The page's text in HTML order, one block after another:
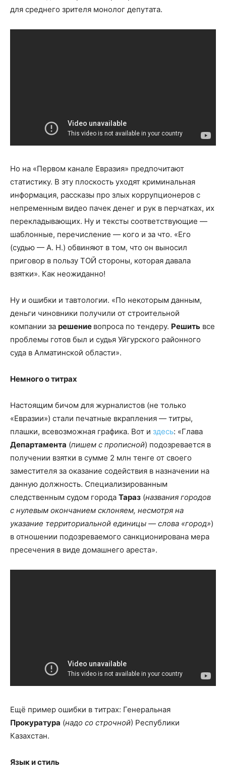
для среднего зрителя монолог депутата.
Но на «Первом канале Евразия» предпочитают
статистику. В эту плоскость уходят криминальная
информация, рассказы про злых коррупционеров с
непременным видео пачек денег и рук в перчатках, их
перекладывающих. Ну и тексты соответствующие —
шаблонные, перечисление — кого и за что. «Его
(судью — А. Н.) обвиняют в том, что он выносил
приговор в пользу ТОЙ стороны, которая давала
взятки». Как неожиданно!
Ну и ошибки и тавтологии. «По некоторым данным,
деньги чиновники получили от строительной
компании за решение вопроса по тендеру. Решить все
проблемы готов был и судья Уйгурского районного
суда в Алматинской области».
Немного о титрах
Настоящим бичом для журналистов (не только
«Евразии») стали печатные вкрапления — титры,
плашки, всевозможная графика. Вот и здесь: «Глава
Департамента (пишем с прописной) подозревается в
получении взятки в сумме 2 млн тенге от своего
заместителя за оказание содействия в назначении на
данную должность. Специализированным
следственным судом города Тараз (названия городов
с нулевым окончанием склоняем, несмотря на
указание территориальной единицы — слова «город»)
в отношении подозреваемого санкционирована мера
пресечения в виде домашнего ареста».
Ещё пример ошибки в титрах: Генеральная
Прокуратура (надо со строчной) Республики
Казахстан.
Язык и стиль